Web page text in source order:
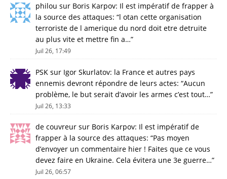
philou sur Boris Karpov: Il est impératif de frapper à
la source des attaques: “l otan cette organisation
terroriste de l amerique du nord doit etre detruite
au plus vite et mettre fin a…”
Juil 26, 17:49
PSK sur Igor Skurlatov: la France et autres pays
ennemis devront répondre de leurs actes: “Aucun
problème, le but serait d’avoir les armes c’est tout…”
Juil 26, 13:33
de couvreur sur Boris Karpov: Il est impératif de
frapper à la source des attaques: “Pas moyen
d’envoyer un commentaire hier ! Faites que ce vous
devez faire en Ukraine. Cela évitera une 3e guerre…”
Juil 26, 06:57